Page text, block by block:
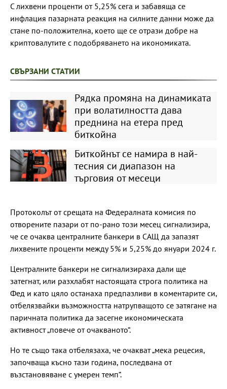
С лихвени проценти от 5,25% сега и забавяща се
инфлация пазарната реакция на силните данни може да
стане по-положителна, което ще се отрази добре на
криптовалутите с подобряването на икономиката.
СВЪРЗАНИ СТАТИИ
Рядка промяна на динамиката
при волатилността дава
преднина на етера пред
биткойна
Биткойнът се намира в най-
тесния си диапазон на
търговия от месеци
Протоколът от срещата на Федералната комисия по
отворените пазари от по-рано този месец сигнализира,
че се очаква централните банкери в САЩ да запазят
лихвените проценти между 5% и 5,25% до януари 2024 г.
Централните банкери не сигнализираха дали ще
затегнат, или разхлабят настоящата строга политика на
Фед и като цяло останаха предпазливи в коментарите си,
отбелязвайки възможността натрупващото се затягане на
паричната политика да засегне икономическата
активност „повече от очакваното“.
Но те също така отбелязаха, че очакват „мека рецесия,
започваща късно тази година, последвана от
възстановяване с умерен темп“.